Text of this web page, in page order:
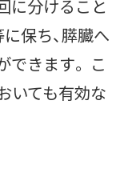
に分けること
保ち、膵臓へ
できます。 こ
いても有効な